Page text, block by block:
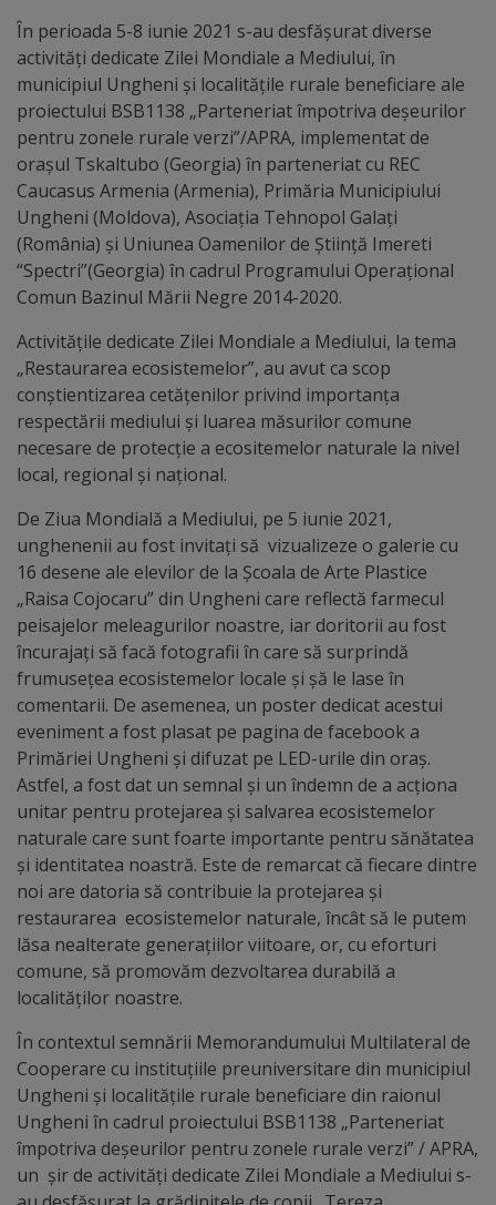
titlului
„Merite
pentru
Ungheni”
Diplome
de
Excelență
Ungheniul
turistic
Obiective
turistice
Sculpturi
(harta
sculpturilor)
Monumente
arhitecturale
Personalități
marcante
Sportivi
de
performanță
Orașul
în
imagini
Galerie
video
În perioada 5-8 iunie 2021 s-au desfășurat diverse
activități dedicate Zilei Mondiale a Mediului, în
municipiul Ungheni și localitățile rurale beneficiare ale
proiectului BSB1138 „Parteneriat împotriva deșeurilor
pentru zonele rurale verzi”/APRA, implementat de
orașul Tskaltubo (Georgia) în parteneriat cu REC
Caucasus Armenia (Armenia), Primăria Municipiului
Ungheni (Moldova), Asociația Tehnopol Galați
(România) și Uniunea Oamenilor de Știință Imereti
“Spectri”(Georgia) în cadrul Programului Operațional
Comun Bazinul Mării Negre 2014-2020.
Activitățile dedicate Zilei Mondiale a Mediului, la tema
„Restaurarea ecosistemelor”, au avut ca scop
conștientizarea cetățenilor privind importanța
respectării mediului și luarea măsurilor comune
necesare de protecție a ecositemelor naturale la nivel
local, regional şi național.
De Ziua Mondială a Mediului, pe 5 iunie 2021,
unghenenii au fost invitați să vizualizeze o galerie cu
16 desene ale elevilor de la Școala de Arte Plastice
„Raisa Cojocaru” din Ungheni care reflectă farmecul
peisajelor meleagurilor noastre, iar doritorii au fost
încurajați să facă fotografii în care să surprindă
frumusețea ecosistemelor locale și șă le lase în
comentarii. De asemenea, un poster dedicat acestui
eveniment a fost plasat pe pagina de facebook a
Primăriei Ungheni și difuzat pe LED-urile din oraș.
Astfel, a fost dat un semnal şi un îndemn de a acţiona
unitar pentru protejarea și salvarea ecosistemelor
naturale care sunt foarte importante pentru sănătatea
și identitatea noastră. Este de remarcat că fiecare dintre
noi are datoria să contribuie la protejarea și
restaurarea ecosistemelor naturale, încât să le putem
lăsa nealterate generaţiilor viitoare, or, cu eforturi
comune, să promovăm dezvoltarea durabilă a
localităților noastre.
În contextul semnării Memorandumului Multilateral de
Cooperare cu instituțiile preuniversitare din municipiul
Ungheni și localitățile rurale beneficiare din raionul
Ungheni în cadrul proiectului BSB1138 „Parteneriat
împotriva deșeurilor pentru zonele rurale verzi” / APRA,
un șir de activități dedicate Zilei Mondiale a Mediului s-